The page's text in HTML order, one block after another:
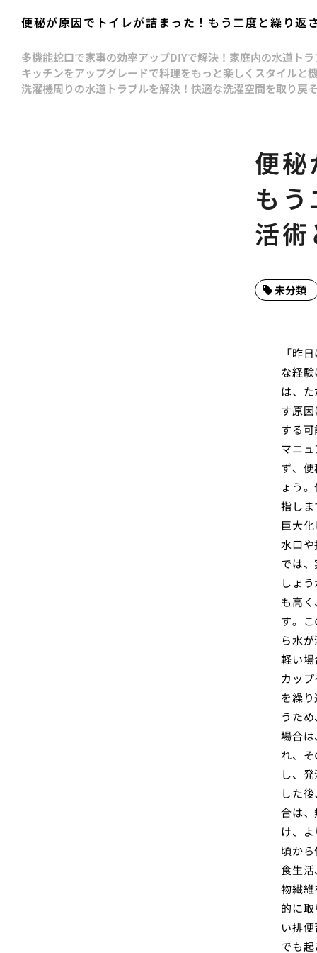
便秘が原因でトイレが詰まった！もう二度と繰り返
多機能蛇口で家事の効率アップDIYで解決！家庭内の水道ト
キッチンをアップグレードで料理をもっと楽しく スタイルと
洗濯機周りの水道トラブルを解決！快適な洗濯空間を取り戻
便
も
活
未分類
「昨
な経
は、
す原
する
マニ
ず、
ょう
指し
巨大
水口
では
しょ
も高
す。
ら水
軽い
カッ
を繰
うた
場合
れ、
し、
した
合は
け、
頃か
食生
物繊
的に
い排
でも